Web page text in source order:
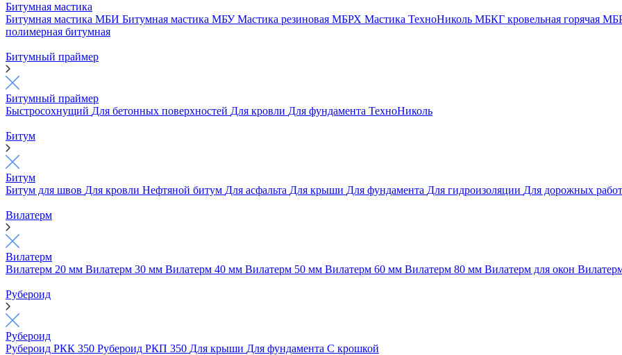
Битумная мастика
Битумная мастика МБИ Битумная мастика МБУМастика резиновая МБРХ Мастика ТехноНиколь МБКГ кровельная горячая МБР
полимерная битумная
Битумный праймер
Битумный праймер
Быстросохнущий Для бетонных поверхностей Для кровли Для фундамента ТехноНиколь
Битум
Битум
Битум для швов Для кровли Нефтяной битум Для асфальта Для крыши Для фундамента Для гидроизоляции Для дорожных работ
Вилатерм
Вилатерм
Вилатерм 20 мм Вилатерм 30 мм Вилатерм 40 мм Вилатерм 50 мм Вилатерм 60 мм Вилатерм 80 мм Вилатерм для окон
Рубероид
Рубероид
Рубероид РКК 350 Рубероид РКП 350 Для крыши Для фундамента С крошкой